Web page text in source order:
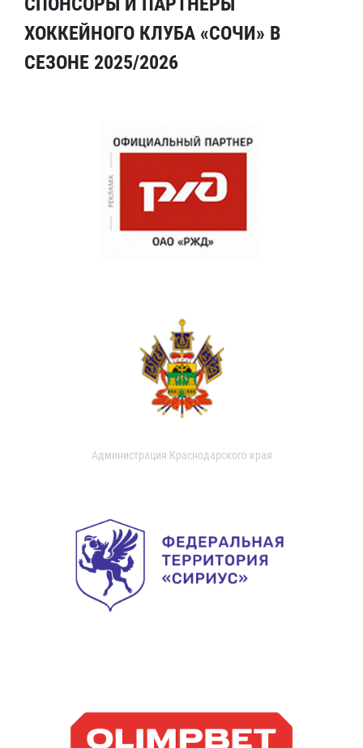
ХОККЕЙНОГО КЛУБА «СОЧИ» В
СЕЗОНЕ 2025/2026
Администрация Краснодарского края